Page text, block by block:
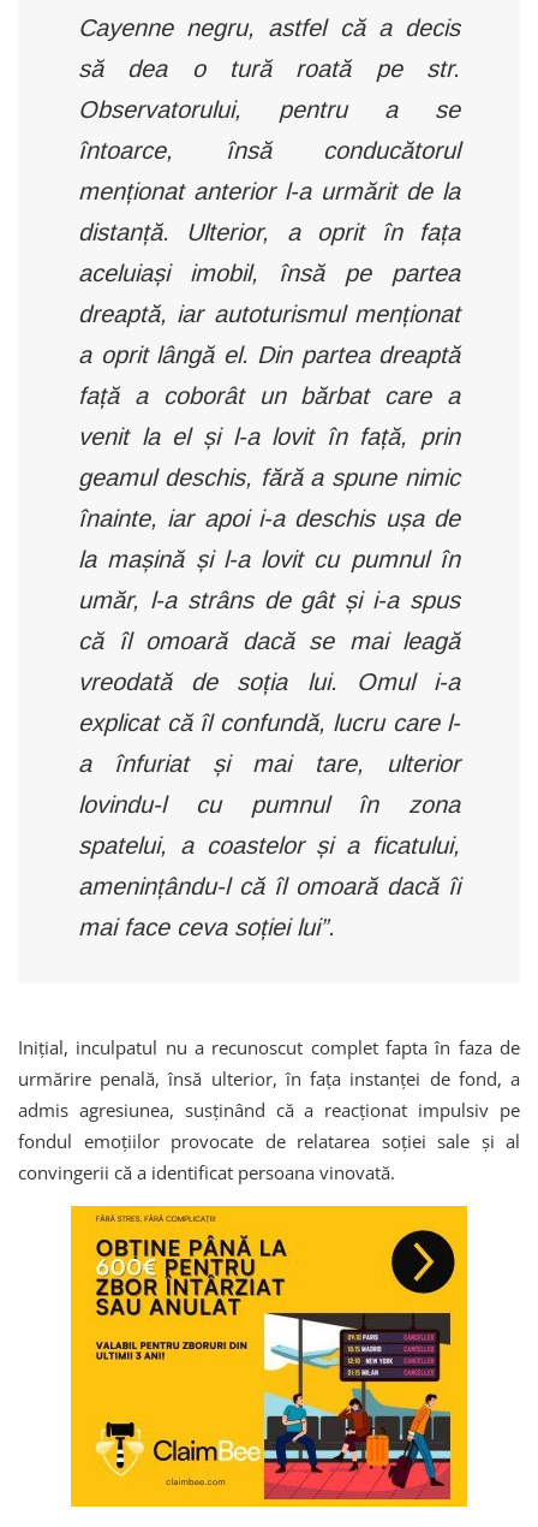
Cayenne negru, astfel că a decis
să dea o tură roată pe str.
Observatorului, pentru a se
întoarce, însă conducătorul
menționat anterior l-a urmărit de la
distanță. Ulterior, a oprit în fața
aceluiași imobil, însă pe partea
dreaptă, iar autoturismul menționat
a oprit lângă el. Din partea dreaptă
față a coborât un bărbat care a
venit la el și l-a lovit în față, prin
geamul deschis, fără a spune nimic
înainte, iar apoi i-a deschis ușa de
la mașină și l-a lovit cu pumnul în
umăr, l-a strâns de gât și i-a spus
că îl omoară dacă se mai leagă
vreodată de soția lui. Omul i-a
explicat că îl confundă, lucru care l-
a înfuriat și mai tare, ulterior
lovindu-l cu pumnul în zona
spatelui, a coastelor și a ficatului,
amenințându-l că îl omoară dacă îi
mai face ceva soției lui”.
Inițial, inculpatul nu a recunoscut complet fapta în faza de
urmărire penală, însă ulterior, în fața instanței de fond, a
admis agresiunea, susținând că a reacționat impulsiv pe
fondul emoțiilor provocate de relatarea soției sale și al
convingerii că a identificat persoana vinovată.